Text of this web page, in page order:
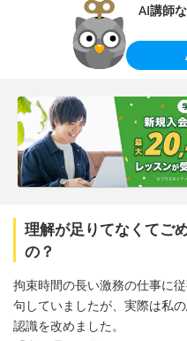
AI講師
理解が足りてなくてご
の？
拘束時間の長い激務の仕事に
句していましたが、実際は私
認識を改めました。